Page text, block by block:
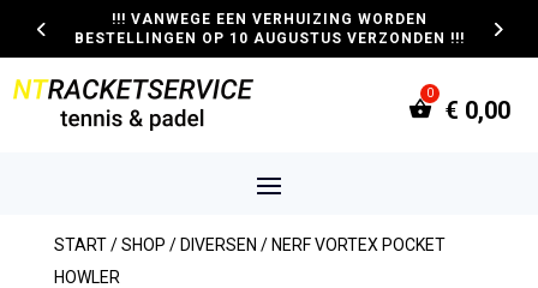
!!! VANWEGE EEN VERHUIZING WORDEN
BESTELLINGEN OP 10 AUGUSTUS VERZONDEN !!!
€ 0,00
START/SHOP / DIVERSEN / NERF VORTEX POCKET
HOWLER